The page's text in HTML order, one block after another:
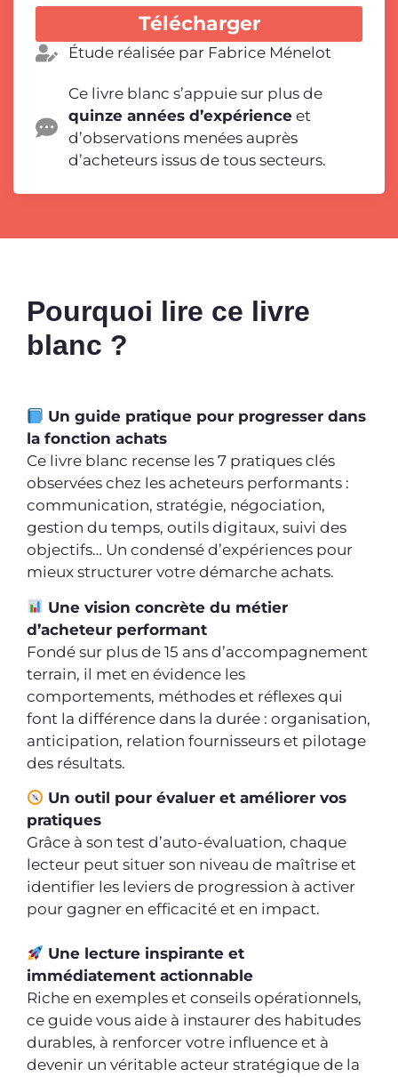
Télécharger
Étude réalisée par Fabrice Ménelot
Ce livre blanc s’appuie sur plus de
quinze années d’expérience et
d’observations menées auprès
d’acheteurs issus de tous secteurs.
Pourquoi lire ce livre
blanc ?
Un guide pratique pour progresser dans
la fonction achats
Ce livre blanc recense les 7 pratiques clés
observées chez les acheteurs performants :
communication, stratégie, négociation,
gestion du temps, outils digitaux, suivi des
objectifs… Un condensé d’expériences pour
mieux structurer votre démarche achats.
Une vision concrète du métier
d’acheteur performant
Fondé sur plus de 15 ans d’accompagnement
terrain, il met en évidence les
comportements, méthodes et réflexes qui
font la différence dans la durée : organisation,
anticipation, relation fournisseurs et pilotage
des résultats.
Un outil pour évaluer et améliorer vos
pratiques
Grâce à son test d’auto-évaluation, chaque
lecteur peut situer son niveau de maîtrise et
identifier les leviers de progression à activer
pour gagner en efficacité et en impact.
Une lecture inspirante et
immédiatement actionnable
Riche en exemples et conseils opérationnels,
ce guide vous aide à instaurer des habitudes
durables, à renforcer votre influence et à
devenir un véritable acteur stratégique de la